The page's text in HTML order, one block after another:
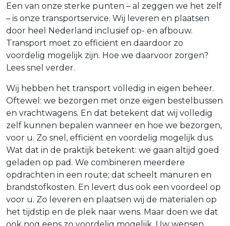
Een van onze sterke punten – al zeggen we het zelf
– is onze transportservice. Wij leveren en plaatsen
door heel Nederland inclusief op- en afbouw.
Transport moet zo efficiënt en daardoor zo
voordelig mogelijk zijn. Hoe we daarvoor zorgen?
Lees snel verder.
Wij hebben het transport volledig in eigen beheer.
Oftewel: we bezorgen met onze eigen bestelbussen
en vrachtwagens. En dat betekent dat wij volledig
zelf kunnen bepalen wanneer en hoe we bezorgen,
voor u. Zo snel, efficiënt en voordelig mogelijk dus.
Wat dat in de praktijk betekent: we gaan altijd goed
geladen op pad. We combineren meerdere
opdrachten in een route; dat scheelt manuren en
brandstofkosten. En levert dus ook een voordeel op
voor u. Zo leveren en plaatsen wij de materialen op
het tijdstip en de plek naar wens. Maar doen we dat
ook nog eens zo voordelig mogelijk. Uw wensen